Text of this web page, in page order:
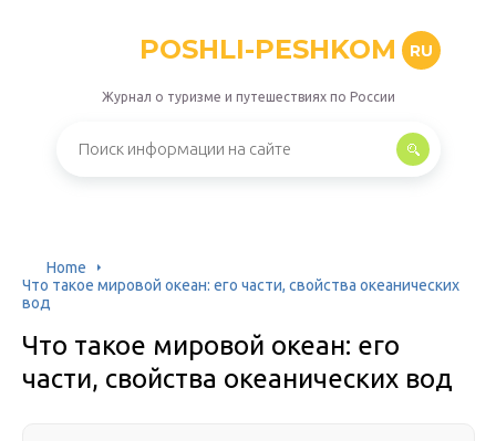
POSHLI-PESHKOM RU
Журнал о туризме и путешествиях по России
Home
Что такое мировой океан: его части, свойства океанических
вод
Что такое мировой океан: его
части, свойства океанических вод